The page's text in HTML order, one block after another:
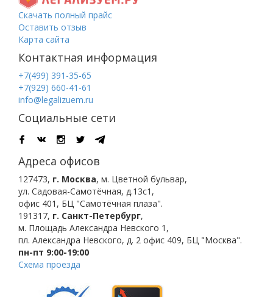
Скачать полный прайс
Оставить отзыв
Карта сайта
Контактная информация
+7(499) 391-35-65
+7(929) 660-41-61
info@legalizuem.ru
Социальные сети
Адреса офисов
127473, г. Москва, м. Цветной бульвар,
ул. Садовая-Самотёчная, д.13с1,
офис 401, БЦ "Самотёчная плаза".
191317, г. Санкт-Петербург,
м. Площадь Александра Невского 1 ,
пл. Александра Невского, д. 2 офис 409, БЦ "Москва".
пн-пт 9:00-19:00
Схема проезда